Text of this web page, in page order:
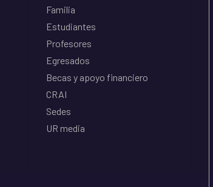
Familia
Estudiantes
Profesores
Egresados
Becas y apoyo financiero
CRAI
Sedes
UR media